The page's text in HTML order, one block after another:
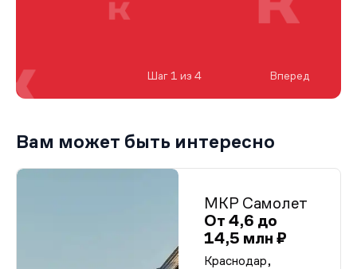
Шаг 1 из 4 Вперед
Вам может быть интересно
МКР Самолет
От 4,6 до
14,5 млн ₽
Краснодар,